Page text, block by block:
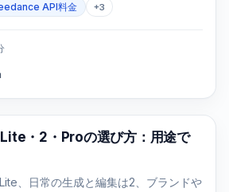
API料金 +3
・2・Proの選び方：用途で
、日常の生成と編集は2、ブランドや